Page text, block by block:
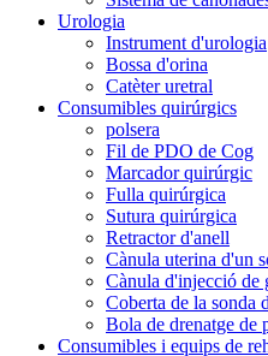
Urologia
Instrument d'urologia
Bossa d'orina
Catèter uretral
Consumibles quirúrgics
polsera
Fil de PDO de Cog
Marcador quirúrgic
Fulla quirúrgica
Sutura quirúrgica
Retractor d'anell
Cànula uterina d'un
Cànula d'injecció de
Coberta de la sonda
Bola de drenatge de
Consumibles i equips de